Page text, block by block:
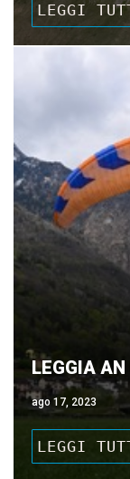
LEGGI
LEGGIA AN
ago 17, 2023
LEGGI